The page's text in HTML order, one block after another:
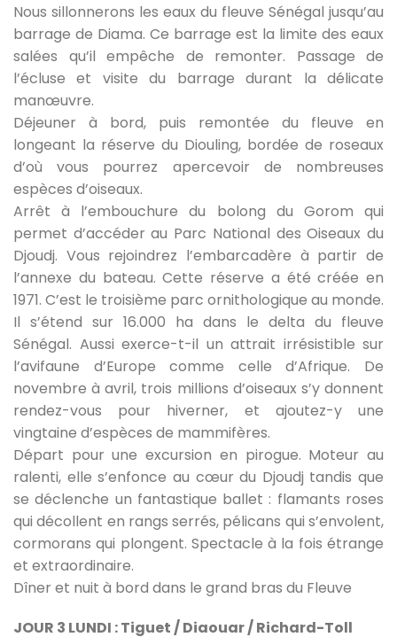
Nous sillonnerons les eaux du fleuve Sénégal jusqu’au
barrage de Diama. Ce barrage est la limite des eaux
salées qu’il empêche de remonter. Passage de
l’écluse et visite du barrage durant la délicate
manœuvre.
Déjeuner à bord, puis remontée du fleuve en
longeant la réserve du Diouling, bordée de roseaux
d’où vous pourrez apercevoir de nombreuses
espèces d’oiseaux.
Arrêt à l’embouchure du bolong du Gorom qui
permet d’accéder au Parc National des Oiseaux du
Djoudj. Vous rejoindrez l’embarcadère à partir de
l’annexe du bateau. Cette réserve a été créée en
1971. C’est le troisième parc ornithologique au monde.
Il s’étend sur 16.000 ha dans le delta du fleuve
Sénégal. Aussi exerce-t-il un attrait irrésistible sur
l’avifaune d’Europe comme celle d’Afrique. De
novembre à avril, trois millions d’oiseaux s’y donnent
rendez-vous pour hiverner, et ajoutez-y une
vingtaine d’espèces de mammifères.
Départ pour une excursion en pirogue. Moteur au
ralenti, elle s’enfonce au cœur du Djoudj tandis que
se déclenche un fantastique ballet : flamants roses
qui décollent en rangs serrés, pélicans qui s’envolent,
cormorans qui plongent. Spectacle à la fois étrange
et extraordinaire.
Dîner et nuit à bord dans le grand bras du Fleuve
JOUR 3 LUNDI : Tiguet / Diaouar / Richard-Toll